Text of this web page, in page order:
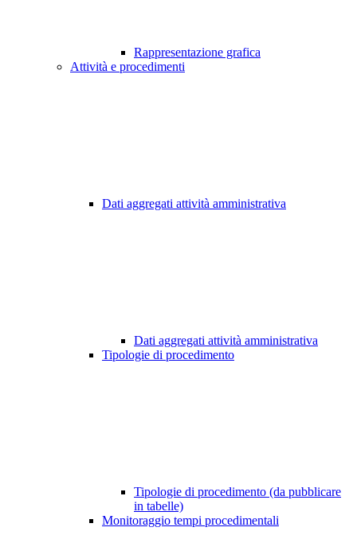
Rappresentazione grafica
Attività e procedimenti
Dati aggregati attività amministrativa
Dati aggregati attività amministrativa
Tipologie di procedimento
Tipologie di procedimento (da pubblicare
in tabelle)
Monitoraggio tempi procedimentali